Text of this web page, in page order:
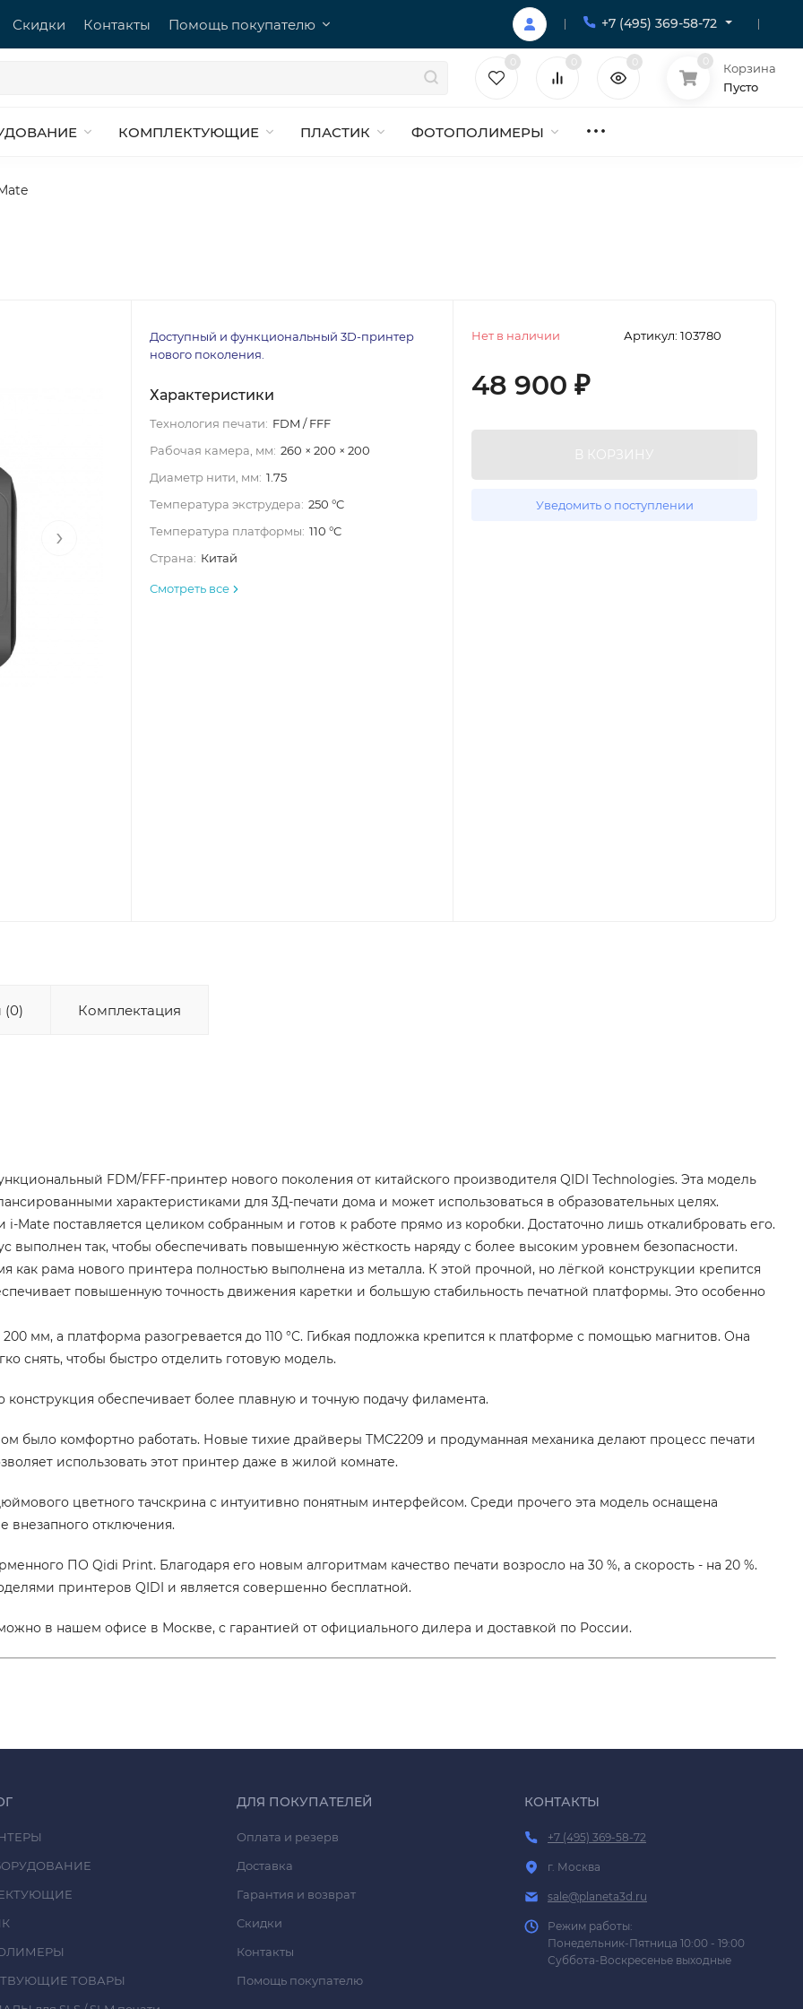
Скидки Контакты Помощь покупателю +7 (495) 369-58-72
Корзина
Пусто
КОМПЛЕКТУЮЩИЕ ПЛАСТИК ФОТОПОЛИМЕРЫ
›
Доступный и функциональный 3D-принтер
нового поколения.
Характеристики
Технология печати: FDM / FFF
Рабочая камера, мм: 260 × 200 × 200
Диаметр нити, мм: 1.75
Температура экструдера: 250 °C
Температура платформы: 110 °C
Страна: Китай
Смотреть все
Артикул: 103780
Нет в наличии
48 900₽
В КОРЗИНУ
Уведомить о поступлении
(0) Комплектация
FDM/FFF-принтер нового поколения от китайского производителя QIDI Technologies. Эта модель
характеристиками для 3Д-печати дома и может использоваться в образовательных целях.
Mate поставляется целиком собранным и готов к работе прямо из коробки. Достаточно лишь откалибровать его.
выполнен так, чтобы обеспечивать повышенную жёсткость наряду с более высоким уровнем безопасности.
рама нового принтера полностью выполнена из металла. К этой прочной, но лёгкой конструкции крепится
повышенную точность движения каретки и большую стабильность печатной платформы. Это особенно
мм, а платформа разогревается до 110 °C. Гибкая подложка крепится к платформе с помощью магнитов. Она
снять, чтобы быстро отделить готовую модель.
обеспечивает более плавную и точную подачу филамента.
было комфортно работать. Новые тихие драйверы TMC2209 и продуманная механика делают процесс печати
использовать этот принтер даже в жилой комнате.
цветного тачскрина с интуитивно понятным интерфейсом. Среди прочего эта модель оснащена
внезапного отключения.
ПО Qidi Print. Благодаря его новым алгоритмам качество печати возросло на 30 %, а скорость - на 20 %.
принтеров QIDI и является совершенно бесплатной.
в нашем офисе в Москве, с гарантией от официального дилера и доставкой по России.
ТОВАРЫ
ДЛЯ ПОКУПАТЕЛЕЙ
Оплата и резерв
Доставка
Гарантия и возврат
Скидки
Контакты
Помощь покупателю
КОНТАКТЫ
+7 (495) 369-58-72
г. Москва
sale@planeta3d.ru
Режим работы:
Понедельник-Пятница 10:00 - 19:00
Суббота-Воскресенье выходные